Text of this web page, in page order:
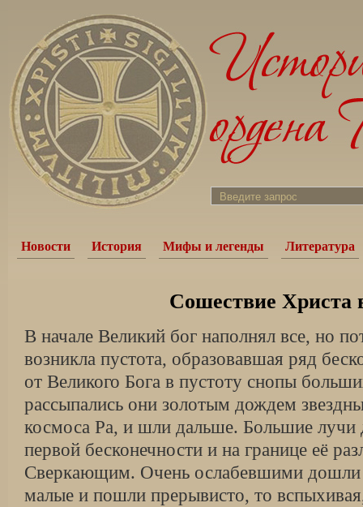
Новости История Мифы и легенды Литература
Сошествие Христа
В начале Великий бог наполнял все, но
возникла пустота, образовавшая ряд
от Великого Бога в пустоту снопы
рассыпались они золотым дождем
космоса Ра, и шли дальше. Большие лучи
первой бесконечности и на границе её
Сверкающим. Очень ослабевшими дошли
малые и пошли прерывисто, то